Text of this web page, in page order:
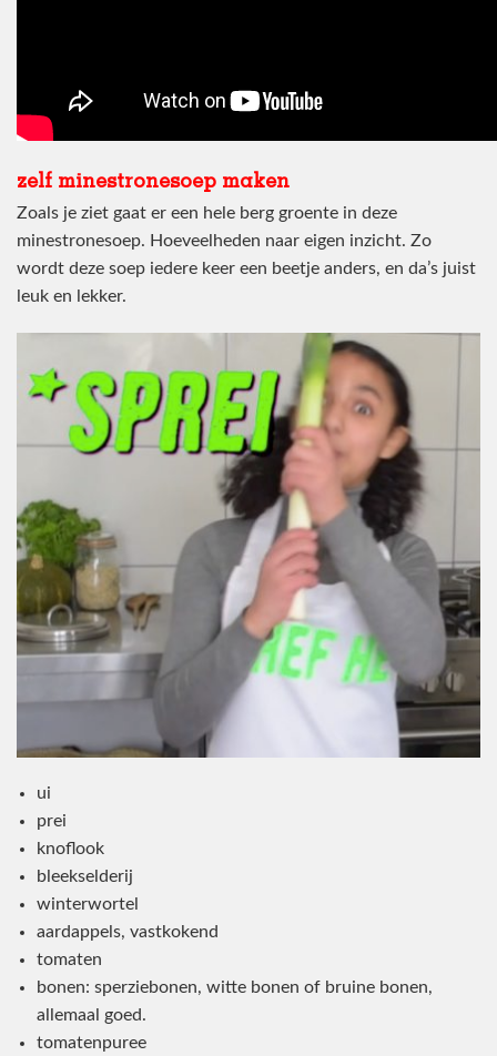
zelf minestronesoep maken
Zoals je ziet gaat er een hele berg groente in deze
minestronesoep. Hoeveelheden naar eigen inzicht. Zo
wordt deze soep iedere keer een beetje anders, en da’s juist
leuk en lekker.
ui
prei
knoflook
bleekselderij
winterwortel
aardappels, vastkokend
tomaten
bonen: sperziebonen, witte bonen of bruine bonen,
allemaal goed.
tomatenpuree